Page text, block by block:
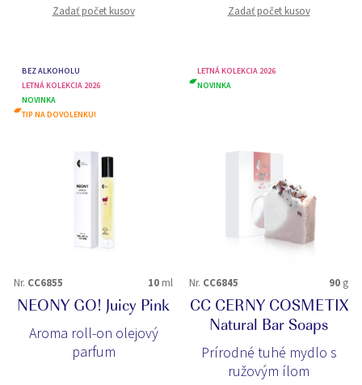
Zadať počet kusov Zadať počet kusov
BEZ ALKOHOLU
LETNÁ KOLEKCIA 2026
NOVINKA
TIP NA DOVOLENKU!
Nr. CC6855 10 ml
NEONY GO! Juicy Pink
Aroma roll-on olejový
parfum
LETNÁ KOLEKCIA 2026
NOVINKA
Nr. CC6845 90 g
CC CERNY COSMETIX
Natural Bar Soaps
Prírodné tuhé mydlo s
ružovým ílom